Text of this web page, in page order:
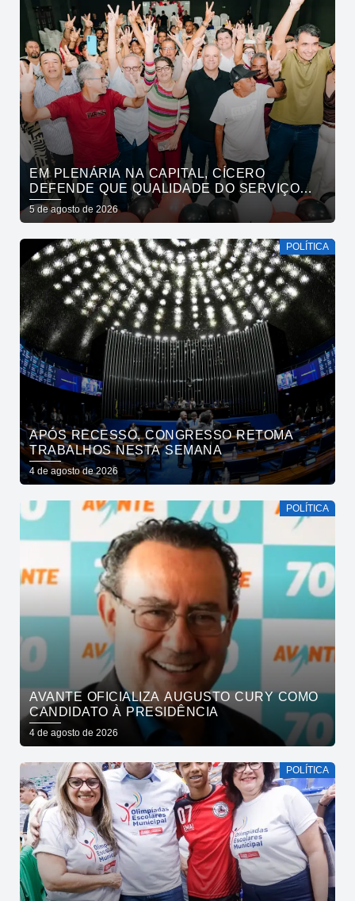
EM PLENÁRIA NA CAPITAL, CÍCERO
DEFENDE QUE QUALIDADE DO SERVIÇO
PÚBLICO ESTADUAL SUPERE O DA
INICIATIVA PRIVADA
5 de agosto de 2026
POLÍTICA
APÓS RECESSO, CONGRESSO RETOMA
TRABALHOS NESTA SEMANA
4 de agosto de 2026
POLÍTICA
AVANTE OFICIALIZA AUGUSTO CURY COMO
CANDIDATO À PRESIDÊNCIA
4 de agosto de 2026
POLÍTICA